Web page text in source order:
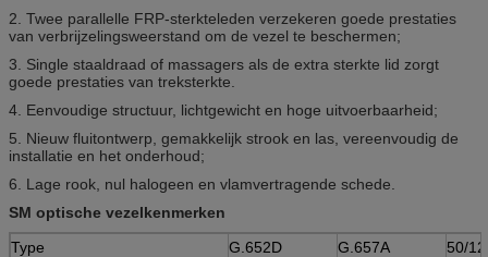
2. Twee parallelle FRP-sterkteleden verzekeren goede prestaties
van verbrijzelingsweerstand om de vezel te beschermen;
3. Single staaldraad of massagers als de extra sterkte lid zorgt
goede prestaties van treksterkte.
4. Eenvoudige structuur, lichtgewicht en hoge uitvoerbaarheid;
5. Nieuw fluitontwerp, gemakkelijk strook en las, vereenvoudig de
installatie en het onderhoud;
6. Lage rook, nul halogeen en vlamvertragende schede.
SM optische vezelkenmerken
Type
G.652D G.657A
50/